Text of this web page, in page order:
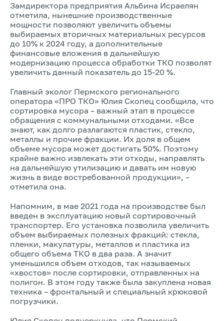
Замдиректора предприятия Альбина Исраелян
отметила, нынешние производственные
мощности позволяют увеличить объемы
выбираемых вторичных материальных ресурсов
до 10% к 2024 году, а дополнительные
финансовые вложения в дальнейшую
модернизацию процесса обработки ТКО позволят
увеличить данный показатель до 15-20 %.
Главный эколог Пермского регионального
оператора «ПРО ТКО» Юлия Скопец сообщила, что
сортировка мусора – важный этап в процессе
обращения с коммунальными отходами. «Все
знают, как долго разлагаются пластик, стекло,
металлы и прочие фракции. Их доля в общем
объеме мусора может достигать 50%. Поэтому
крайне важно извлекать эти отходы, направлять
на дальнейшую утилизацию и давать им новую
жизнь в виде востребованной продукции», –
отметила она.
Напомним, в мае 2021 года на производстве был
введен в эксплуатацию новый сортировочный
транспортер. Его установка позволила увеличить
объем выбираемых полезных фракций: стекла,
пленки, макулатуры, металлов и пластика из
общего объема ТКО в два раза. А значит
уменьшился объем отходов, так называемых
«хвостов» после сортировки, отправленных на
полигон. В этом году также была закуплена новая
техника – фронтальный и специальный крюковой
погрузчики.